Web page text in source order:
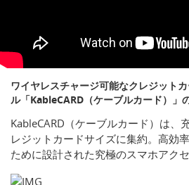
ワイヤレスチャージ可能なクレジット
ル「KableCARD（ケーブルカード）」
KableCARD（ケーブルカード）は、
レジットカードサイズに集約。高効
ために設計された究極のスマホアクセ